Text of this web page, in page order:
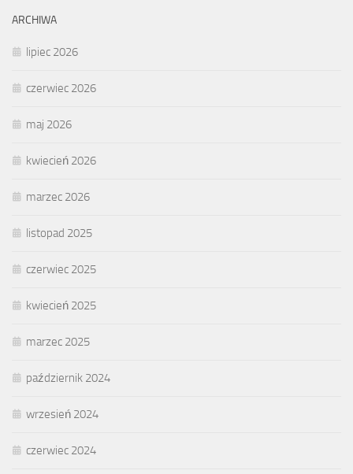
ARCHIWA
lipiec 2026
czerwiec 2026
maj 2026
kwiecień 2026
marzec 2026
listopad 2025
czerwiec 2025
kwiecień 2025
marzec 2025
październik 2024
wrzesień 2024
czerwiec 2024